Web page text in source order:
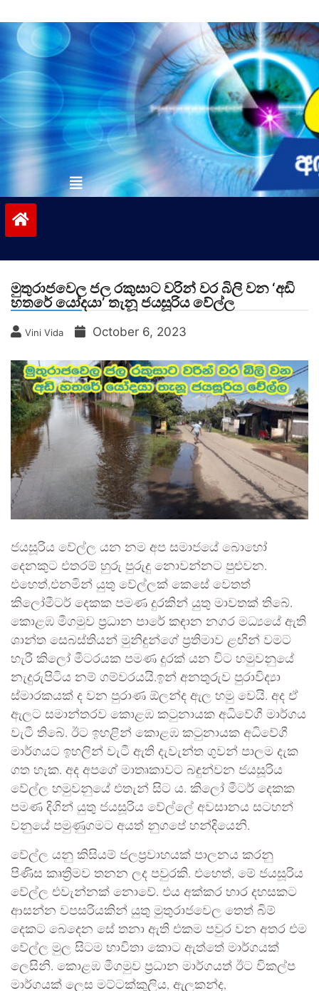
to
contentvinivida.lk
මුතුරාජවෙල ජල රකුසාට වරින් වර බිලි වන ‘අඩි
හතරේ යෝදයා’ තැනූ ජයසූරිය වේල්ල
Vini Vida October 6, 2023
ජයසූරිය වේල්ල යන නම අප සමාජයේ බොහෝ
දෙනකුට එතරම් හුරු පුරුදු නොවන්නට පුළුවන.
එහෙත්,එනමින් යුතු වේල්ලක් කෙසේ වෙතත්
කිලෝමීටර් දෙකක පමණ දුරකින් යුතු මාවතක් තිබේ.
කොළඹ මීගමුව ප්‍රධාන පාරේ කඳාන නගර මධ්‍යයේ ඇති
ශාන්ත සෙබස්තියන් මුනිඳුන්ගේ ප්‍රතිමාව ළඟින් වමට
හැරී කිලෝ මීටරයක පමණ දුරක් යන විට හමුවනුයේ
නැදුරුපිටිය නම් ගම්වරයයි.ඉන් අනතුරුව පුරාවිද්‍යා
ස්මාරකයක් ද වන පුරාණ ඕලන්ද ඇල හමු වෙයි. අද ඒ
ඇලට සමාන්තරව කොළඹ කටුනායක අධිවේගී මාර්ගය
වැටී තිබේ. ඊට ඉහළින් කොළඹ කටුනායක අධිවේගී
මාර්ගයට ඉහලින් වැටී ඇති දැවැන්ත ගුවන් පාලම දැක
ගත හැක. අද අපගේ මාතෘකාවට බඳුන්වන ජයසූරිය
වේල්ල හමුවනුයේ එතැන් සිට ය. කිලෝ මීටර් දෙකක
පමණ දිගින් යුතු ජයසූරිය වේල්ලේ අවසානය සටහන්
වනුයේ පමුණුගමට අයත් නුගපේ හන්දියෙනි.
වේල්ල යනු කිසියම් ජලප්‍රවාහයක් පාලනය කරනු
පිණිස කෘත්‍රිමව තනන ලද පවුරකි. එහෙත්, මේ ජයසූරිය
වේල්ල එවැන්නක් නොවේ. එය අක්කර හාර දහසකට
ආසන්න වපසරියකින් යුතු මුතුරාජවෙල තෙත් බිම්
දෙකට බෙදෙන සේ තනා ඇති එකම පවුර වන අතර එම
වේල්ල මුල සිටම භාවිතා කොට ඇත්තේ මාර්ගයක්
ලෙසිනි. කොළඹ මීගමුව ප්‍රධාන මාර්ගයත් ඊට විකල්ප
මාර්ගයක් ලෙස මට්ටක්කුලිය, ඇලකන්ද,